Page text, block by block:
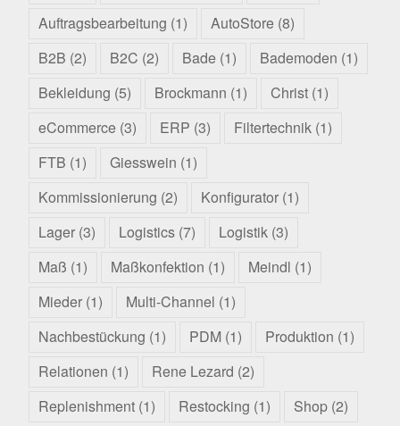
Auftragsbearbeitung (1) AutoStore (8)
B2B (2) B2C (2) Bade (1) Bademoden (1)
Bekleidung (5) Brockmann (1) Christ (1)
eCommerce (3) ERP (3) Filtertechnik (1)
FTB (1) Giesswein (1)
Kommissionierung (2) Konfigurator (1)
Lager (3) Logistics (7) Logistik (3)
Maß (1) Maßkonfektion (1) Meindl (1)
Mieder (1) Multi-Channel (1)
Nachbestückung (1) PDM (1) Produktion (1)
Relationen (1) Rene Lezard (2)
Replenishment (1) Restocking (1) Shop (2)